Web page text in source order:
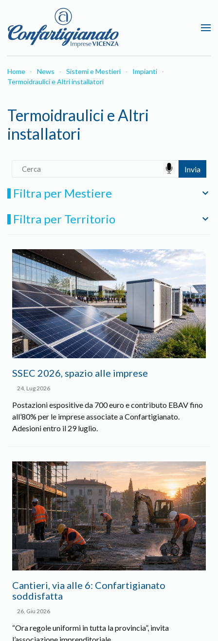
Passa al contenuto principale
Home News Sistemi e Mestieri
Impianti
Termoidraulici e Altri installatori
Termoidraulici e Altri
installatori
Filtra per Mestiere
Filtra per Territorio
SSEC 2026, spazio alle imprese
24, Lug 2026
Postazioni espositive da 700 euro e contributo EBAV fino
all’80% per le imprese associate a Confartigianato.
Adesioni entro il 29 luglio.
Cantieri, via alle 6: Confartigianato
soddisfatta
26, Giu 2026
“Ora regole uniformi in tutta la provincia”, invita